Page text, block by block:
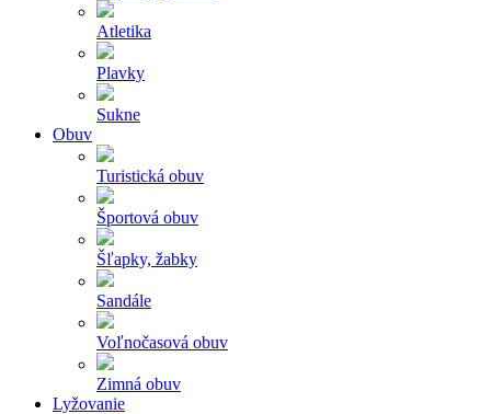
Atletika
Plavky
Sukne
Obuv
Turistická obuv
Športová obuv
Šľapky, žabky
Sandále
Voľnočasová obuv
Zimná obuv
Lyžovanie